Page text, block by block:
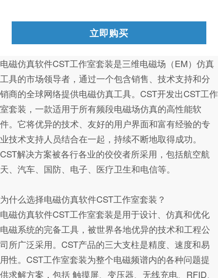
立即购买
电磁仿真软件CST工作室套装是三维电磁场（EM）仿真
工具的市场领导者，通过一个包含销售、技术支持和分
销商的全球网络提供电磁仿真工具。CST开发出CST工作
室套装，一款适用于所有频段电磁场仿真的高性能软
件。它将优异的技术、友好的用户界面和富有经验的专
业技术支持人员结合在一起，持续不断地取得成功。
CST解决方案被各行各业的佼佼者所采用，包括航空航
天、汽车、国防、电子、医疗卫生和电信等。
为什么选择电磁仿真软件CST工作室套装？
电磁仿真软件CST工作室套装是用于设计、仿真和优化
电磁系统的完备工具，被世界各地优异的技术和工程公
司所广泛采用。CST产品的三大支柱是精度、速度和易
用性。CST工作室套装为整个电磁频谱内的各种问题提
供求解方案，包括 触摸屏、变压器、无线充电、RFID、